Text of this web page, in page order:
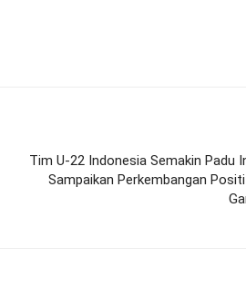
Tim U-22 Indonesia Semakin Padu
Sampaikan Perkembangan